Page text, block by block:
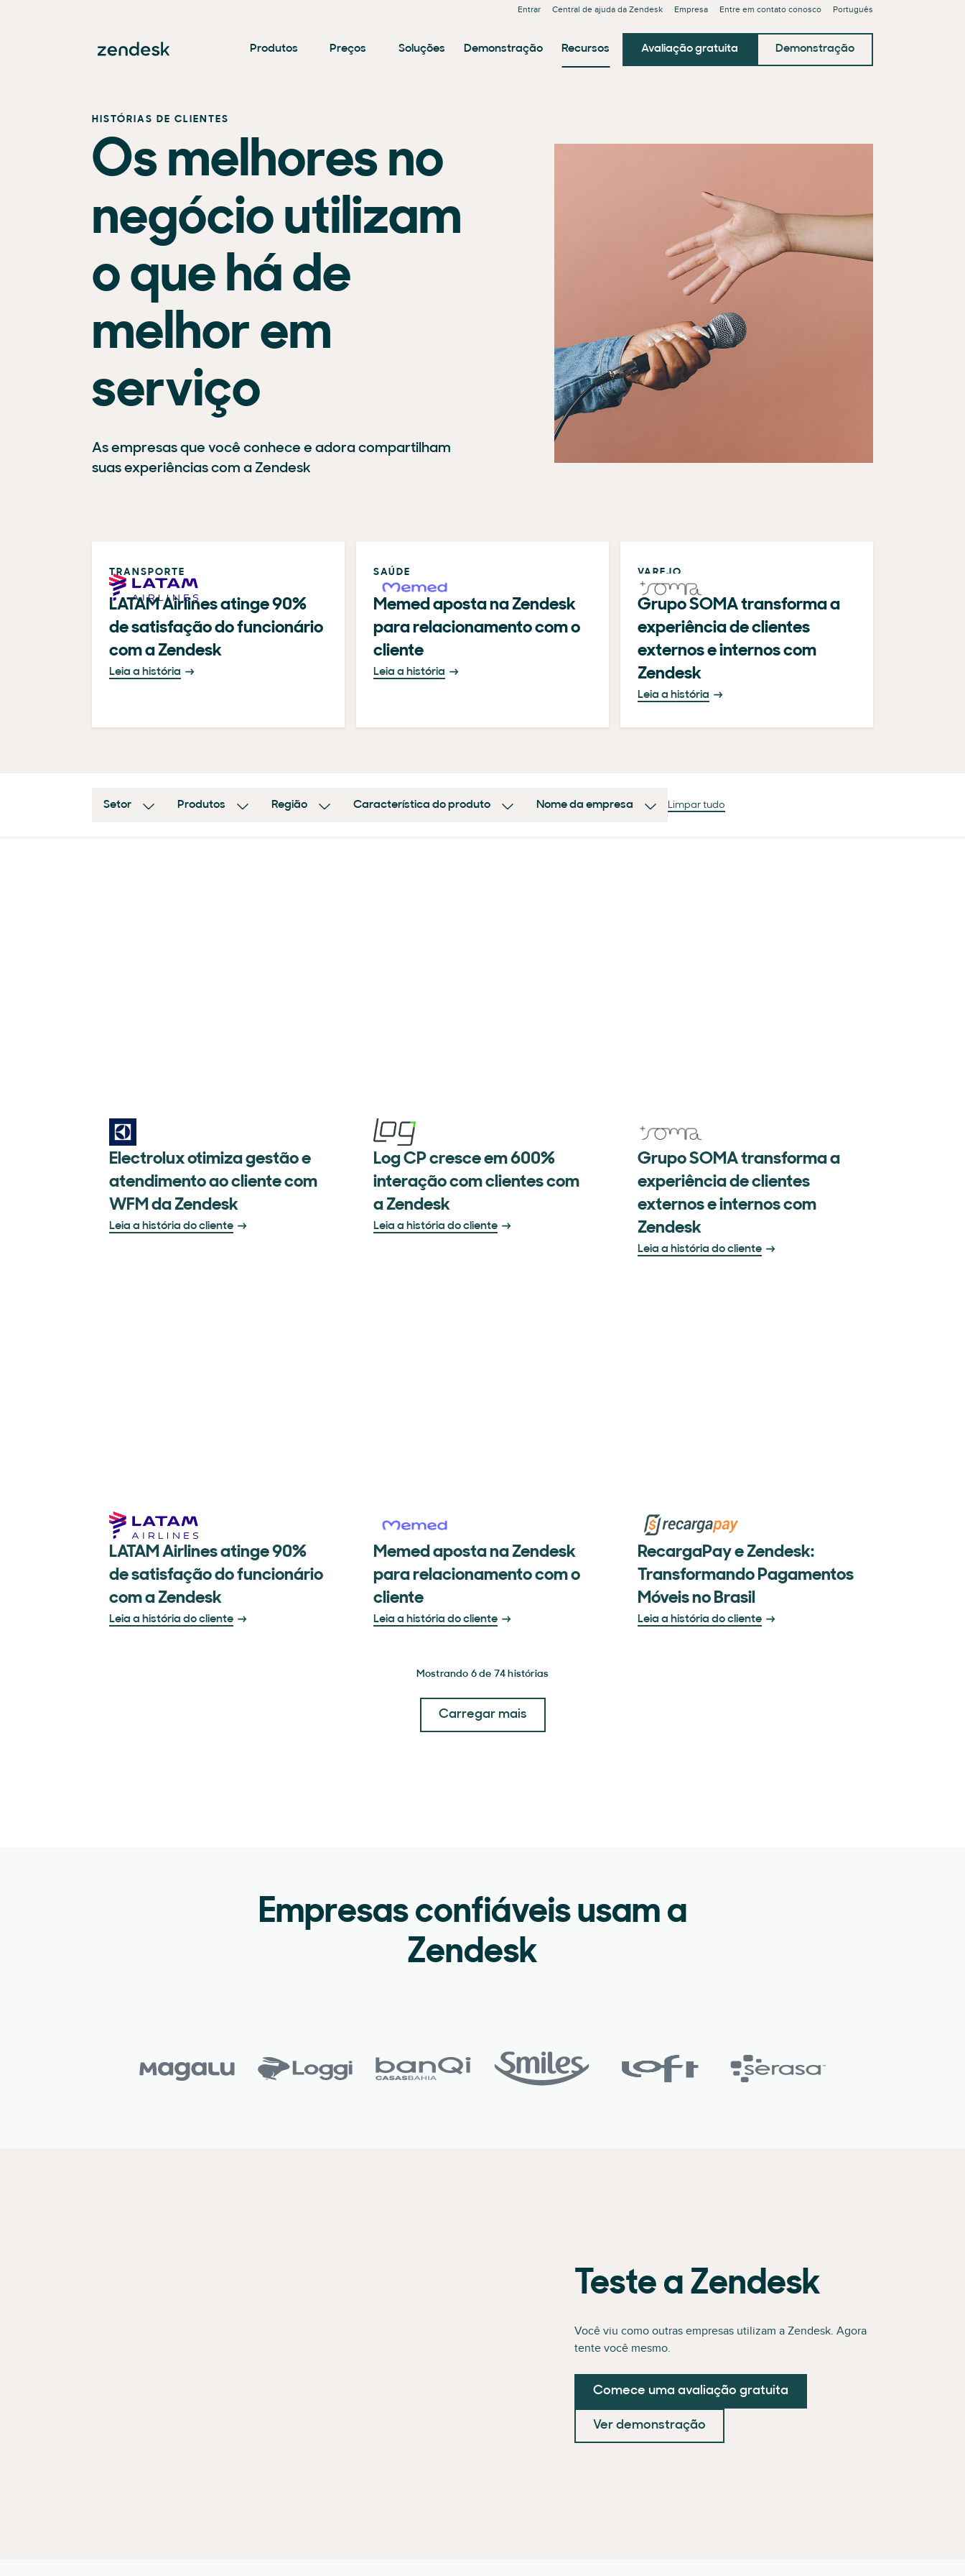
Entrar Central de ajuda da Zendesk Empresa Entre em contato conosco Português
Produtos Preços Soluções Demonstração Recursos Avaliação gratuita Demonstração
HISTÓRIAS DE CLIENTES
Os melhores no
negócio utilizam
o que há de
melhor em
serviço
As empresas que você conhece e adora compartilham
suas experiências com a Zendesk
TRANSPORTE
LATAM Airlines atinge 90%
de satisfação do funcionário
com a Zendesk
Leia a história
SAÚDE
Memed aposta na Zendesk
para relacionamento com o
cliente
Leia a história
VAREJO
Grupo SOMA transforma a
experiência de clientes
externos e internos com
Zendesk
Leia a história
Setor Produtos Região Característica do produto Nome da empresa Limpar tudo
Electrolux otimiza gestão e
atendimento ao cliente com
WFM da Zendesk
Leia a história do cliente
Log CP cresce em 600%
interação com clientes com
a Zendesk
Leia a história do cliente
Grupo SOMA transforma a
experiência de clientes
externos e internos com
Zendesk
Leia a história do cliente
LATAM Airlines atinge 90%
de satisfação do funcionário
com a Zendesk
Leia a história do cliente
Memed aposta na Zendesk
para relacionamento com o
cliente
Leia a história do cliente
RecargaPay e Zendesk:
Transformando Pagamentos
Móveis no Brasil
Leia a história do cliente
Mostrando 6 de 74 histórias
Carregar mais
Empresas confiáveis usam a
Zendesk
Teste a Zendesk
Você viu como outras empresas utilizam a Zendesk. Agora
tente você mesmo.
Comece uma avaliação gratuita
Ver demonstração